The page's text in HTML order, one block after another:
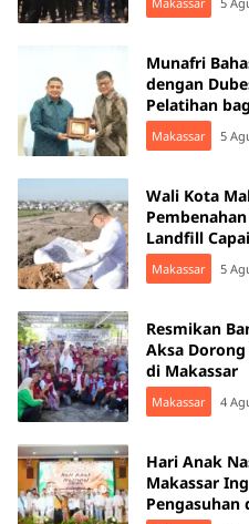
Munafri
dengan
Pelatihan
Makassar 5
Wali Kota
Landfill
Makassar 5
Resmikan
Aksa
di Makassar
Makassar 4
Hari Anak
Makassar
Pengasuhan